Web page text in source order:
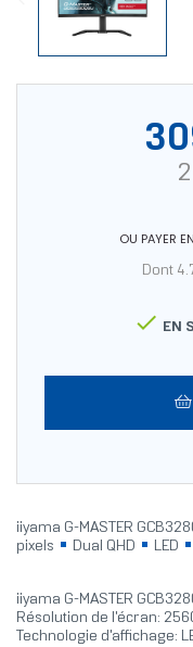
OU PAYER EN
Dont
 EN
iiyama G-MASTER
pixels
Dual QHD LED
iiyama G-MASTER
Résolution de l'écran:
Technologie d'affichage: